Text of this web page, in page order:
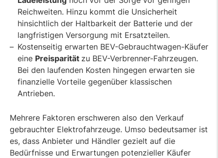
Reichweiten. Hinzu kommt die Unsicherheit
hinsichtlich der Haltbarkeit der Batterie und der
langfristigen Versorgung mit Ersatzteilen.
Kostenseitig erwarten BEV-Gebrauchtwagen-Käufer
eine Preisparität zu BEV-Verbrenner-Fahrzeugen.
Bei den laufenden Kosten hingegen erwarten sie
finanzielle Vorteile gegenüber klassischen
Antrieben.
Mehrere Faktoren erschweren also den Verkauf
gebrauchter Elektrofahrzeuge. Umso bedeutsamer ist
es, dass Anbieter und Händler gezielt auf die
Bedürfnisse und Erwartungen potenzieller Käufer